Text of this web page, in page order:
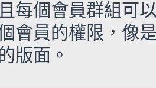
每個會員群組可
會員的權限，像
版面。